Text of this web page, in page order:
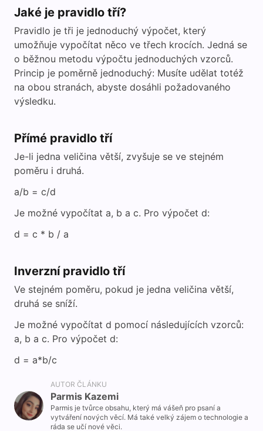
Jaké je pravidlo tří?
Pravidlo je tři je jednoduchý výpočet, který
umožňuje vypočítat něco ve třech krocích. Jedná se
o běžnou metodu výpočtu jednoduchých vzorců.
Princip je poměrně jednoduchý: Musíte udělat totéž
na obou stranách, abyste dosáhli požadovaného
výsledku.
Přímé pravidlo tří
Je-li jedna veličina větší, zvyšuje se ve stejném
poměru i druhá.
a/b = c/d
Je možné vypočítat a, b a c. Pro výpočet d:
d = c * b / a
Inverzní pravidlo tří
Ve stejném poměru, pokud je jedna veličina větší,
druhá se sníží.
Je možné vypočítat d pomocí následujících vzorců:
a, b a c. Pro výpočet d:
d = a*b/c
AUTOR ČLÁNKU
Parmis Kazemi
Parmis je tvůrce obsahu, který má vášeň pro psaní a
vytváření nových věcí. Má také velký zájem o technologie a
ráda se učí nové věci.